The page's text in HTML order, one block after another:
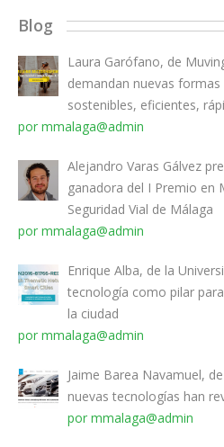
Blog
Laura Garófano, de
demandan nuevas
sostenibles, eficientes,
por mmalaga@admin
Alejandro Varas Gálvez
ganadora del I Premio en
Seguridad Vial de Málaga
por mmalaga@admin
Enrique Alba, de la
tecnología como pilar
la ciudad
por mmalaga@admin
Jaime Barea Navamuel,
nuevas tecnologías han
por mmalaga@admin